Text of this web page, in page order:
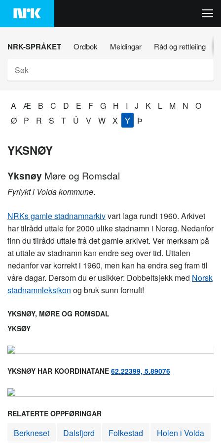
Hopp
innhaldet
NRK-SPRÅKET Ordbok Meldingar Råd og rettleiing
A Æ B C D E F G H I J K L M N
O
Ø
P R S T Ü V W X Y Þ
YKSNØY
Yksnøy Møre og Romsdal
Fyrlykt i Volda kommune.
NRKs gamle stadnamnarkivvart laga rundt 1960. Arkivet
har tilrådd uttale for 2000 ulike stadnamn i Noreg. Nedanfor
finn du tilrådd uttale frå det gamle arkivet. Ver merksam på
at uttale av stadnamn kan endre seg over tid. Uttalen
nedanfor var korrekt i 1960, men kan ha endra seg fram til
våre dagar. Dersom du er usikker: Dobbeltsjekk med Norsk
stadnamnleksikon og bruk sunn fornuft!
YKSNØY, MØRE OG ROMSDAL
YKSØY
YKSNØY HAR KOORDINATANE 62.22399, 5.89076
RELATERTE OPPFØRINGAR
Berkneset Dalsfjord Folkestad Holen i Volda